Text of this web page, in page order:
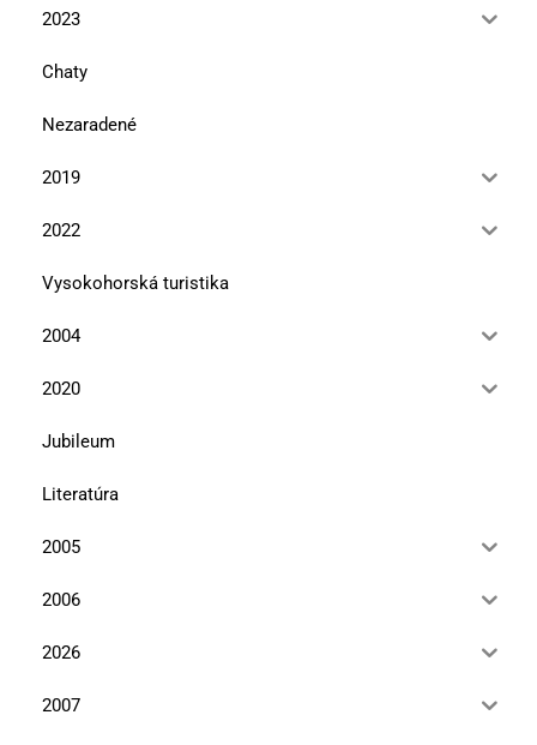
2023
Chaty
Nezaradené
2019
2022
Vysokohorská turistika
2004
2020
Jubileum
Literatúra
2005
2006
2026
2007